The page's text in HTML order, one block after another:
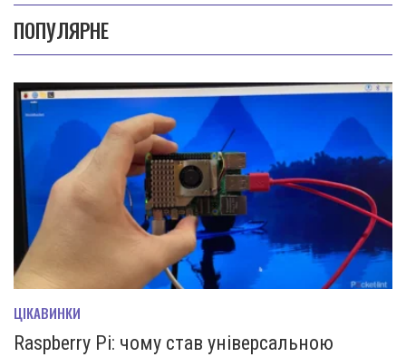
ПОПУЛЯРНЕ
ЦІКАВИНКИ
Raspberry Pi: чому став універсальною